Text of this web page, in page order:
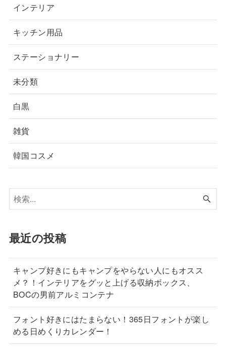
インテリア
キッチン用品
ステーショナリー
未分類
白黒
雑貨
韓国コスメ
最近の投稿
キャンプ好きにもキャンプをやらない人にもオスス
メ？！インテリアをグッと上げる収納ボックス、
BOCの男前アルミコンテナ
フォント好きにはたまらない！365日フォントが楽し
める日めくりカレンダー！